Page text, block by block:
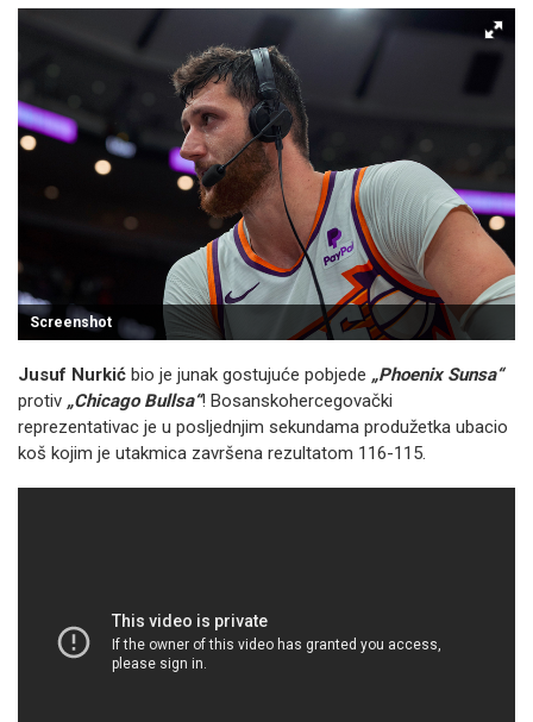
Screenshot
Jusuf Nurkić bio je junak gostujuće pobjede „Phoenix Sunsa“
protiv „Chicago Bullsa“! Bosanskohercegovački
reprezentativac je u posljednjim sekundama produžetka ubacio
koš kojim je utakmica završena rezultatom 116-115.